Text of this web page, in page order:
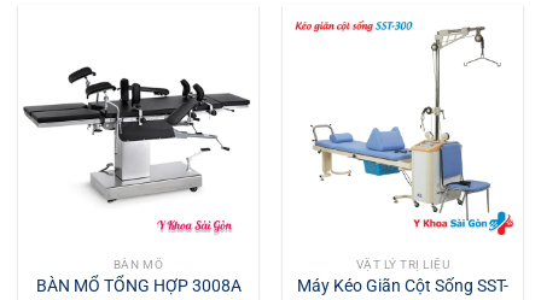
BÀN MỔ
BÀN MỔ TỔNG HỢP 3008A
VẬT LÝ TRỊ LIỆU
Máy Kéo Giãn Cột Sống SST-